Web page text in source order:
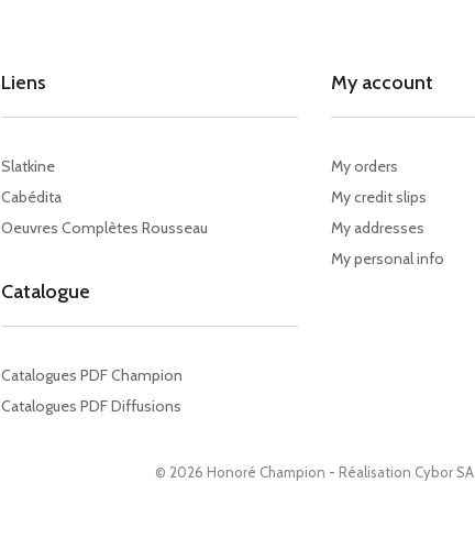
© 2026 Honoré Champion - Réalisation Cybor SA
Liens
Slatkine
Cabédita
Oeuvres Complètes Rousseau
Catalogue
Catalogues PDF Champion
Catalogues PDF Diffusions
My account
My orders
My credit slips
My addresses
My personal info